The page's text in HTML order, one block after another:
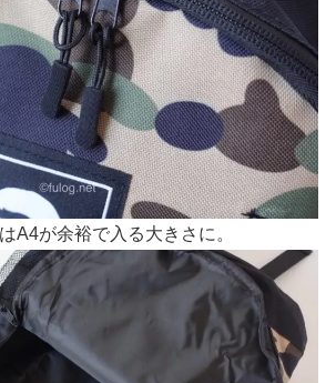
A4が余裕で入る大きさに。